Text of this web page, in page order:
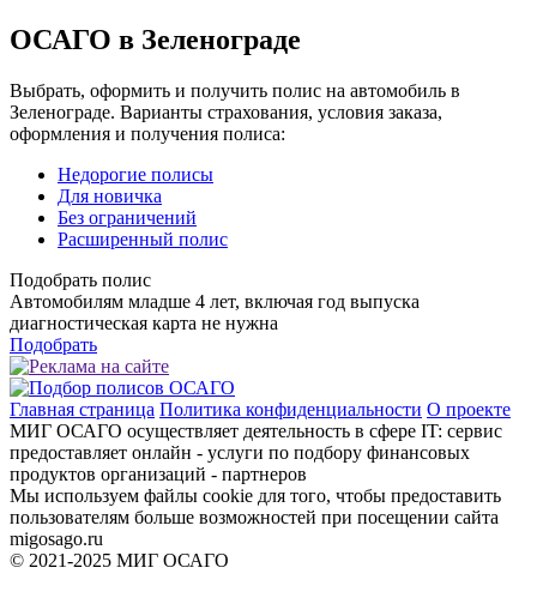
ОСАГО в Зеленограде
Выбрать, оформить и получить полис на автомобиль в
Зеленограде. Варианты страхования, условия заказа,
оформления и получения полиса:
Недорогие полисы
Для новичка
Без ограничений
Расширенный полис
Подобрать полис
Автомобилям младше 4 лет, включая год выпуска
диагностическая карта не нужна
Подобрать
Главная страница Политика конфиденциальности О проекте
МИГ ОСАГО осуществляет деятельность в сфере IT: сервис
предоставляет онлайн - услуги по подбору финансовых
продуктов организаций - партнеров
Мы используем файлы cookie для того, чтобы предоставить
пользователям больше возможностей при посещении сайта
migosago.ru
© 2021-2025 МИГ ОСАГО